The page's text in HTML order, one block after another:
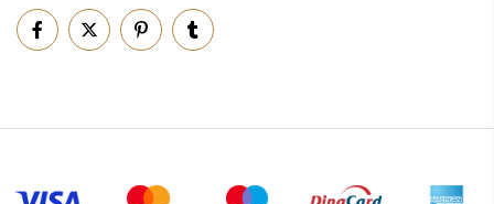
Piling za telo (3)
Putni program (49)
Šminka (187)
Uncategorized (1)